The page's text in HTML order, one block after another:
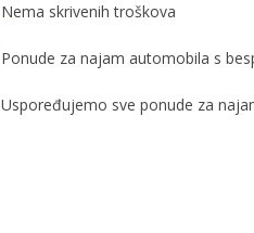
Nema skrivenih troškova
Ponude za najam automobila s
Uspoređujemo sve ponude za